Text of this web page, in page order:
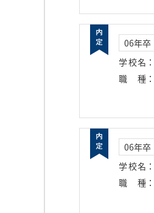
06年卒
学校名 ：
職種 ：
06年卒
学校名 ：
職種 ：